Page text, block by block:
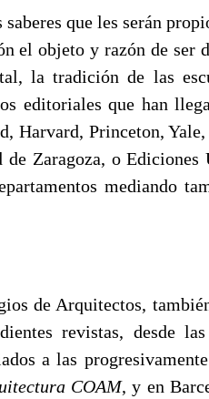
que les serán
el objeto y razón de ser
la tradición de las
editoriales que han
Harvard, Princeton,
Zaragoza, o Ediciones
mediando
de Arquitectos,
revistas, desde las
a las
COAM, y en